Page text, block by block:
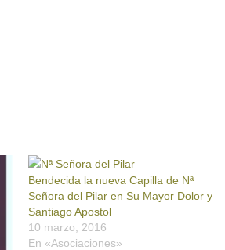
Bendecida la nueva Capilla de Nª
Señora del Pilar en Su Mayor Dolor y
Santiago Apostol
10 marzo, 2016
En «Asociaciones»